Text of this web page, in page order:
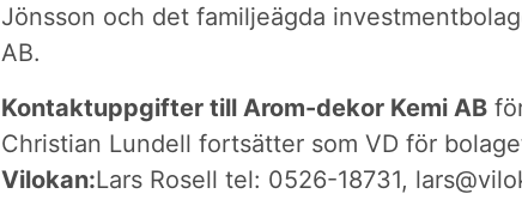
Jönsson och det familjeägda
AB.
Kontaktuppgifter till Arom-dekor Kemi AB
Christian Lundell fortsätter som VD för
Vilokan:Lars Rosell tel: 0526-18731,